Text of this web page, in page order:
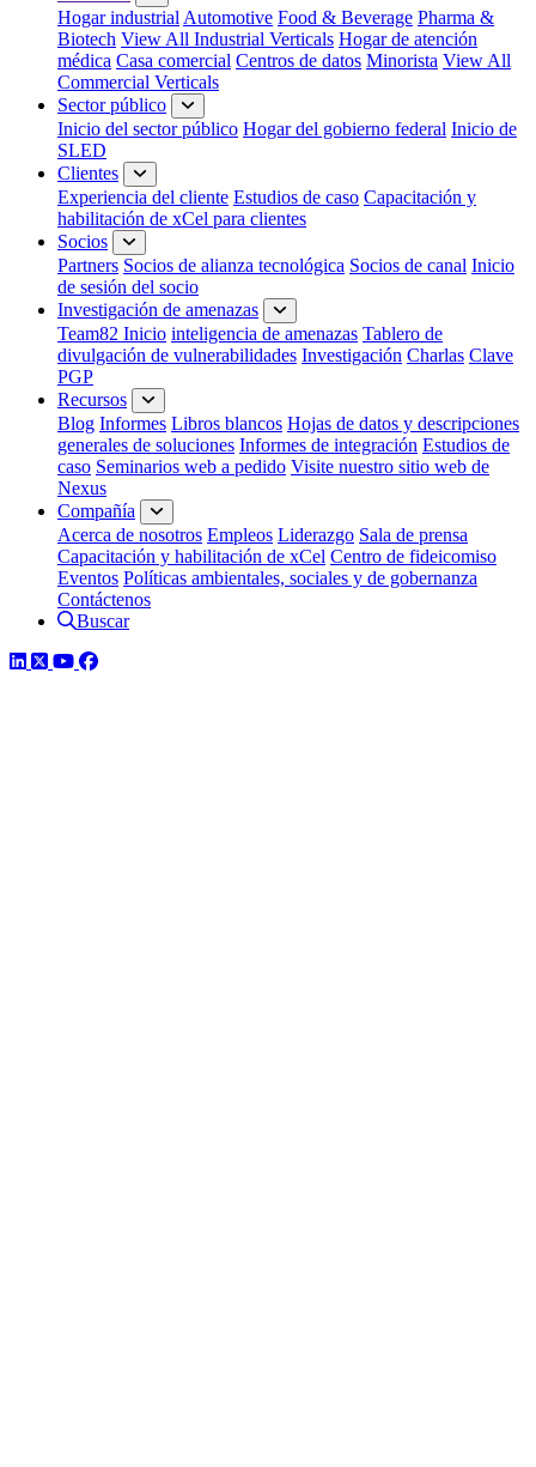
Hogar industrial Automotive Food & Beverage Pharma &
Biotech View All Industrial Verticals Hogar de atención
médica Casa comercial Centros de datos Minorista View All
Commercial Verticals
Sector público
Inicio del sector público Hogar del gobierno federal Inicio de
SLED
Clientes
Experiencia del cliente Estudios de caso Capacitación y
habilitación de xCel para clientes
Socios
Partners Socios de alianza tecnológica Socios de canal Inicio
de sesión del socio
Investigación de amenazas
Team82 Inicio inteligencia de amenazas Tablero de
divulgación de vulnerabilidades Investigación Charlas Clave
PGP
Recursos
Blog Informes Libros blancos Hojas de datos y descripciones
generales de soluciones Informes de integración Estudios de
caso Seminarios web a pedido Visite nuestro sitio web de
Nexus
Compañía
Acerca de nosotros Empleos Liderazgo Sala de prensa
Capacitación y habilitación de xCel Centro de fideicomiso
Eventos Políticas ambientales, sociales y de gobernanza
Contáctenos
Buscar
LinkedIn
TwitterYouTube
Facebook